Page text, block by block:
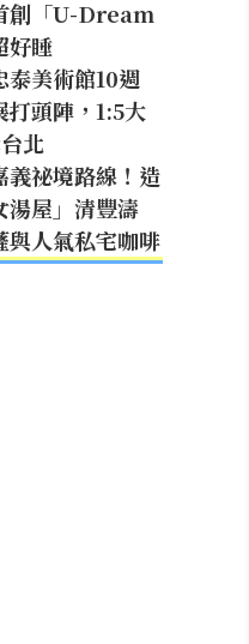
創「U-Dream
好睡
泰美術館10週
打頭陣，1:5大
北
義祕境路線！造
湯屋」清豐濤
與人氣私宅咖啡